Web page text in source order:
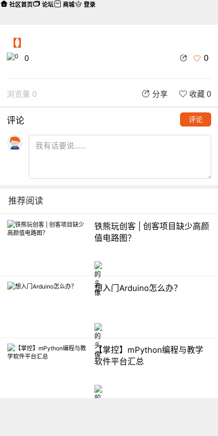
【】
0 0
浏览量 0 分享 收藏 0
评论 评论
推荐阅读
铁熊玩创客 | 创客项目缺少高颜
值电路图？
想入门Arduino怎么办？
【掌控】mPython编程与教学
软件平台汇总
社区首页 论坛 商城 登录